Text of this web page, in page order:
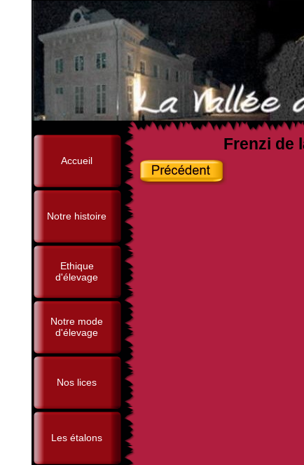
Accueil
Notre histoire
Ethique
d'élevage
Notre mode
d'élevage
Nos lices
Les étalons
Frenzi de